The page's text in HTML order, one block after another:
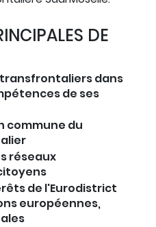
DE
dans
de ses
commune du
réseaux
de l'Eurodistrict
européennes,